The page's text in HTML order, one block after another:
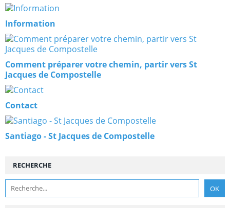
Information
Comment préparer votre chemin, partir vers St
Jacques de Compostelle
Contact
Santiago - St Jacques de Compostelle
RECHERCHE